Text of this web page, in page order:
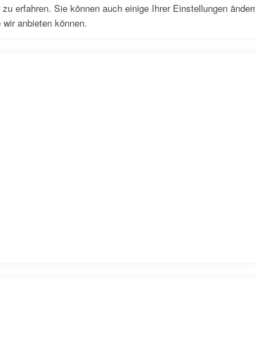
erfahren. Sie können auch einige Ihrer Einstellungen
anbieten können.